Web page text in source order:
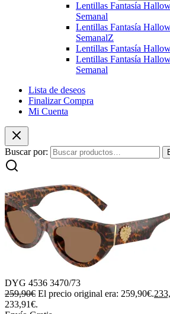
Lentillas Fantasía
Semanal
Lentillas Fantasía
SemanalZ
Lentillas Fantasía
Lentillas Fantasía
Semanal
Lista de deseos
Finalizar Compra
Mi Cuenta
Buscar por:
DYG 4536 3470/73
259,90€ El precio original era: 259,90€.
233,91€.